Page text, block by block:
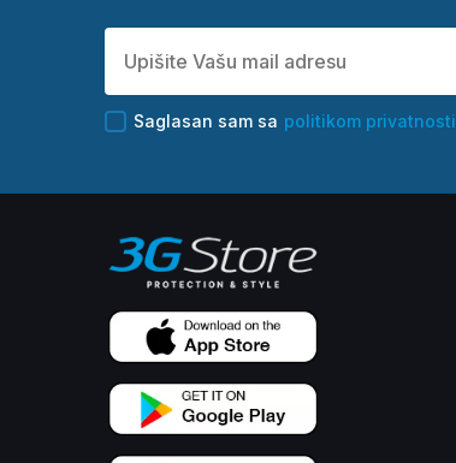
Saglasan sam sa politikom privatnosti